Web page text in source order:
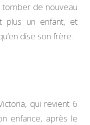
de nouveau
plus un enfant, et
dise son frère.
qui revient 6
enfance, après le